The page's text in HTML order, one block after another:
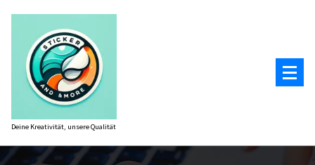
springen
Deine Kreativität, unsere Qualität